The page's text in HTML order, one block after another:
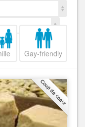
Gay-friendly
Coup de coeur